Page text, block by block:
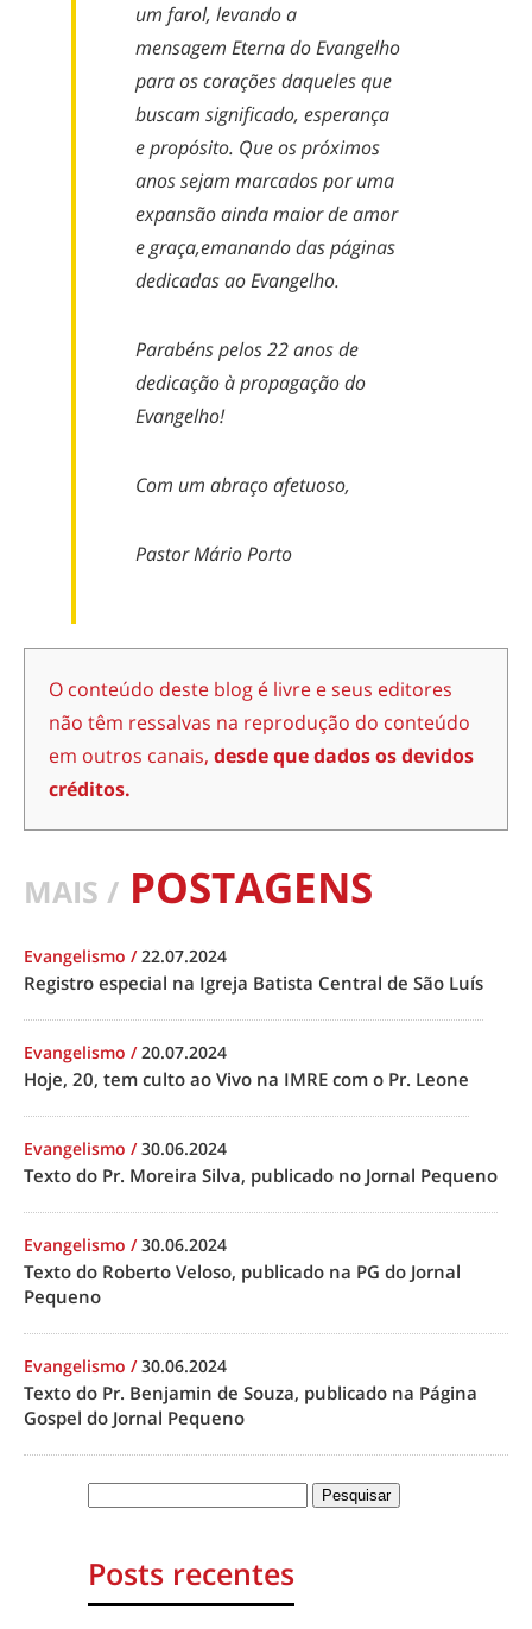
um farol, levando a
mensagem Eterna do Evangelho
paraoscorações daqueles que
buscam significado, esperança
e propósito. Que os próximos
anos sejam marcados por uma
expansão ainda maior deamor
egraça,emanandodas páginas
dedicadas ao Evangelho.
Parabéns pelos 22 anos de
dedicação à propagação do
Evangelho!
Com um abraço afetuoso,
Pastor Mário Porto
O conteúdo deste blog é livre e seus editores
não têm ressalvas na reprodução do conteúdo
em outros canais, desde que dados os devidos
créditos.
MAIS / POSTAGENS
Evangelismo /22.07.2024
Registro especial na Igreja Batista Central de São Luís
Evangelismo /20.07.2024
Hoje, 20, tem culto ao Vivo na IMRE com o Pr. Leone
Evangelismo /30.06.2024
Texto do Pr. Moreira Silva, publicado no Jornal Pequeno
Evangelismo /30.06.2024
Texto do Roberto Veloso, publicado na PG do Jornal
Pequeno
Evangelismo /30.06.2024
Texto do Pr. Benjamin de Souza, publicado na Página
Gospel do Jornal Pequeno
Posts recentes